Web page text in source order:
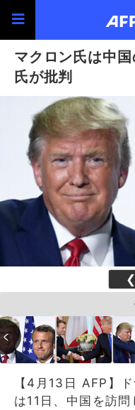
マクロン氏は中
氏が批判
❮
【4月13日 AFP】
は11日、中国を訪